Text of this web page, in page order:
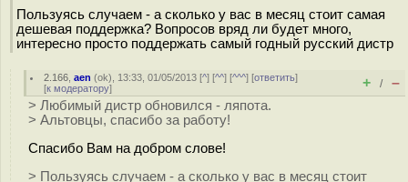
Пользуясь случаем - а сколько у вас в месяц стоит самая
дешевая поддержка? Вопросов вряд ли будет много,
интересно просто поддержать самый годный русский дистр
2.166 ,aen (ok), 13:33, 01/05/2013 [^] [^^] [^^^] [ответить]
[к модератору] + / –
> Любимый дистр обновился - ляпота.
> Альтовцы, спасибо за работу!
Спасибо Вам на добром слове!
> Пользуясь случаем - а сколько у вас в месяц стоит